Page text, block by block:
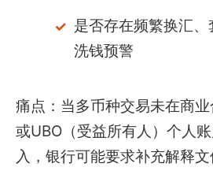
是否存在频繁换汇
洗钱预警
痛点：当多币种交易未在商业
或UBO（受益所有人）个人
入，银行可能要求补充解释